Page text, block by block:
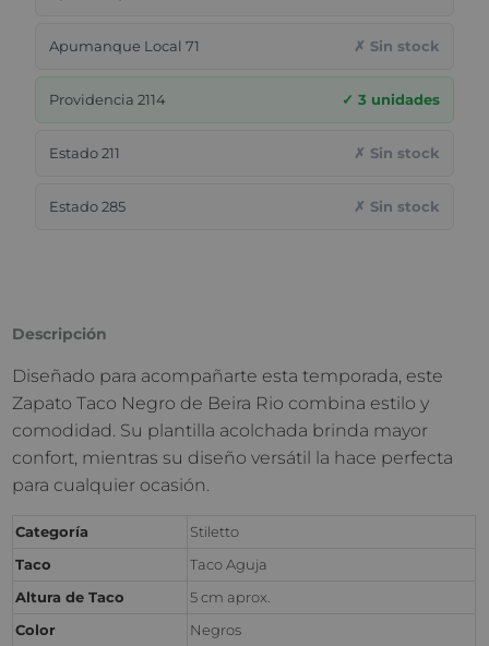
Apumanque Local 71 ✗ Sin stock
Providencia 2114 ✓ 3 unidades
Estado 211 ✗ Sin stock
Estado 285 ✗ Sin stock
Descripción
Diseñado para acompañarte esta temporada, este
Zapato Taco Negro de Beira Rio combina estilo y
comodidad. Su plantilla acolchada brinda mayor
confort, mientras su diseño versátil la hace perfecta
para cualquier ocasión.
Categoría
Stiletto
Taco
Taco Aguja
Altura de Taco
5 cm aprox.
Color
Negros